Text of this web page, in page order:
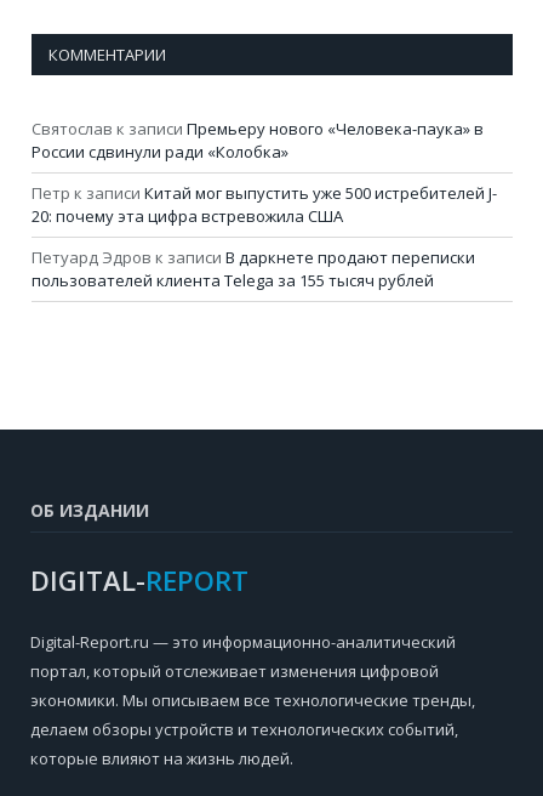
КОММЕНТАРИИ
Святослав к записи Премьеру нового «Человека-паука» в
России сдвинули ради «Колобка»
Петр к записи Китай мог выпустить уже 500 истребителей J-
20: почему эта цифра встревожила США
Петуард Эдров к записи В даркнете продают переписки
пользователей клиента Telega за 155 тысяч рублей
ОБ ИЗДАНИИ
DIGITAL-REPORT
Digital-Report.ru — это информационно-аналитический
портал, который отслеживает изменения цифровой
экономики. Мы описываем все технологические тренды,
делаем обзоры устройств и технологических событий,
которые влияют на жизнь людей.